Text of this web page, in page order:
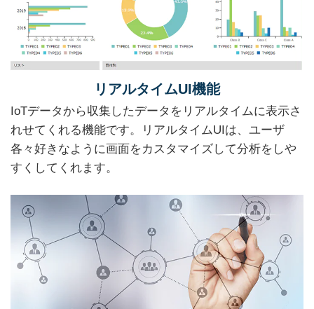
リアルタイムUI機能
IoTデータから収集したデータをリアルタイムに表示さ
れせてくれる機能です。リアルタイムUIは、ユーザ
各々好きなように画面をカスタマイズして分析をしや
すくしてくれます。